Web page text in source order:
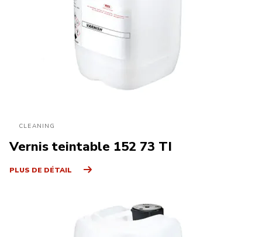
CLEANING
Vernis teintable 152 73 TI
PLUS DE DÉTAIL